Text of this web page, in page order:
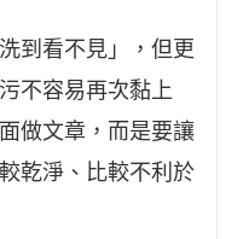
到看不見」，但更
不容易再次黏上
做文章，而是要讓
乾淨、比較不利於